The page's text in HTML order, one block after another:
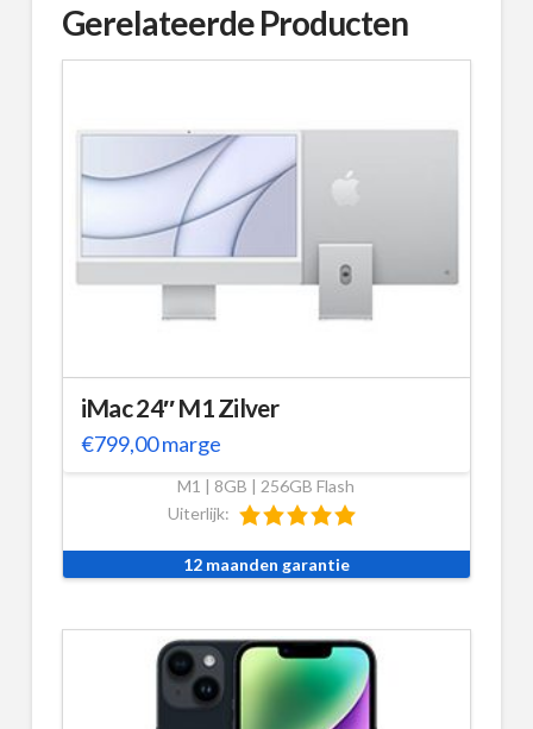
Gerelateerde Producten
iMac 24″ M1 Zilver
€799,00marge
M1 | 8GB | 256GB Flash
Uiterlijk:
12 maanden garantie